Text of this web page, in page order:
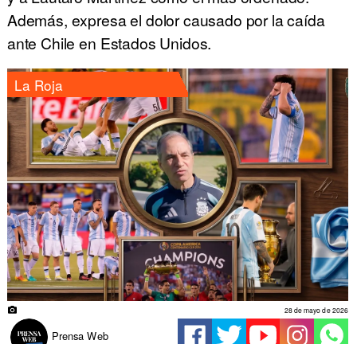
Además, expresa el dolor causado por la caída
ante Chile en Estados Unidos.
La Roja
Prensa Web
28 de mayo de 2026